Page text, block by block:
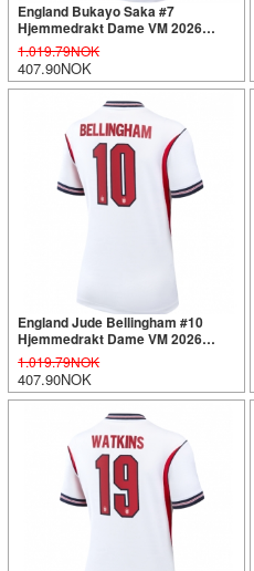
England Bukayo Saka #7
Hjemmedrakt Dame VM 2026
Kortermet
1.019.79NOK
407.90NOK
England Jude Bellingham #10
Hjemmedrakt Dame VM 2026
Kortermet
1.019.79NOK
407.90NOK